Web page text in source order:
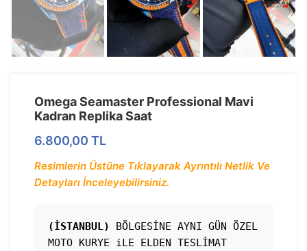
Omega Seamaster Professional Mavi
Kadran Replika Saat
6.800,00 TL
Resimlerin Üstüne Tıklayarak Ayrıntılı Netlik Ve
Detayları İnceleyebilirsiniz.
(İSTANBUL)
BÖLGESİNE AYNI GÜN ÖZEL
MOTO KURYE iLE ELDEN TESLİMAT